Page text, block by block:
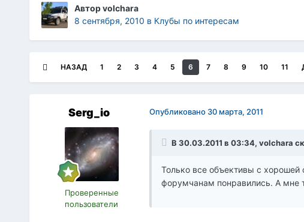
Авторvolchara
8 сентября, 2010 в Клубы по интересам
НАЗАД 1 2 3 4 5 6 7 8 9 10 11
Serg_io
Проверенные
пользователи
Опубликовано 30 марта, 2011
В 30.03.2011 в 03:34, volchara
Только все объективы с
форумчанам понравились. А мне